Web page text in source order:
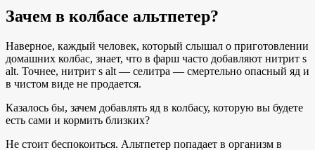
Зачем в колбасе альтпетер?
Наверное, каждый человек, который слышал о приготовлении
домашних колбас, знает, что в фарш часто добавляют нитрит s
alt. Точнее, нитрит s alt — селитра — смертельно опасный яд и
в чистом виде не продается.
Казалось бы, зачем добавлять яд в колбасу, которую вы будете
есть сами и кормить близких?
Не стоит беспокоиться. Альтпетер попадает в организм в